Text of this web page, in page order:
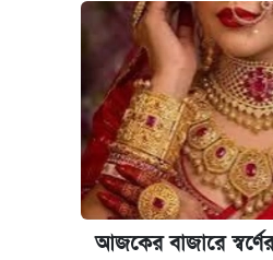
এক ক্লিকে জেনে নিন
দাম ও ফিচার
আজকের বাজারে স্বর্ণের
নবম জাতীয় পে-স্কেল নিয়ে
পাঁচ দপ্তরে নতুন সচিব
আজকের বাজারে